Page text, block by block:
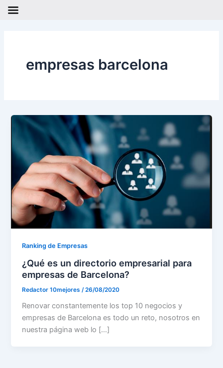
empresas barcelona
Ranking de Empresas
¿Qué es un directorio empresarial para
empresas de Barcelona?
Redactor 10mejores /26/08/2020
Renovar constantemente los top 10 negocios y
empresas de Barcelona es todo un reto, nosotros en
nuestra página web lo […]